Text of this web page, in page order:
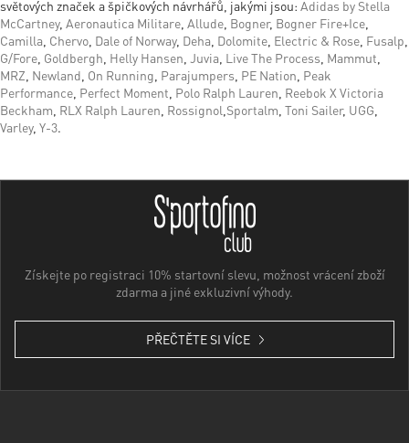
světových značek a špičkových návrhářů, jakými jsou: Adidas by Stella
McCartney, Aeronautica Militare Allude Bogner, Bogner Fire+Ice
Camilla Chervo Dale of Norway, Deha Dolomite Electric & Rose Fusalp
G/Fore Goldbergh Helly Hansen Juvia Live The Process Mammut
MRZ Newland On Running Parajumpers PE Nation Peak
Performance Perfect Moment Polo Ralph Lauren Reebok X Victoria
Beckham RLX Ralph Lauren Rossignol Sportalm Toni Sailer, UGG
Varley, Y-3.
Získejte po registraci 10% startovní slevu, možnost vrácení zboží
zdarma a jiné exkluzivní výhody.
PŘEČTĚTE SI VÍCE